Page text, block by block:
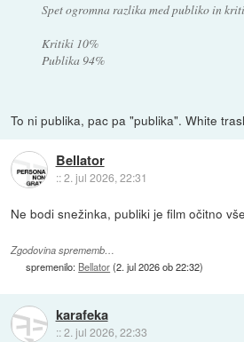
Spet ogromna razlika med publiko in
Kritiki 10%
Publika 94%
To ni publika, pac pa "publika". White
Bellator
::2. jul 2026, 22:31
Ne bodi snežinka, publiki je film očitno
Zgodovina sprememb…
spremenilo: Bellator(2. jul 2026 ob 22:32)
karafeka
::2. jul 2026, 22:33